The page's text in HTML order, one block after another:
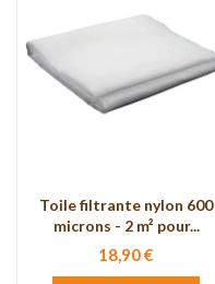
Toile filtrante nylon 600
microns - 2 m² pour...
18,90 €